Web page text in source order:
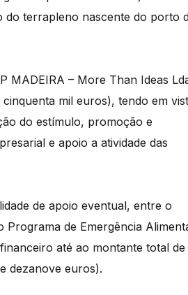
terrapleno nascente do porto
MADEIRA – More Than Ideas
mil euros), tendo em
do estímulo, promoção e
e apoio a atividade das
de apoio eventual, entre o
Programa de Emergência
até ao montante total de
dezanove euros).